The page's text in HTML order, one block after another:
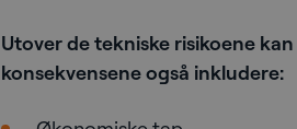
Utover de tekniske risikoene kan
konsekvensene også inkludere: